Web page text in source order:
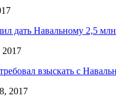
дать Навальному 2,5
взыскать с
2017